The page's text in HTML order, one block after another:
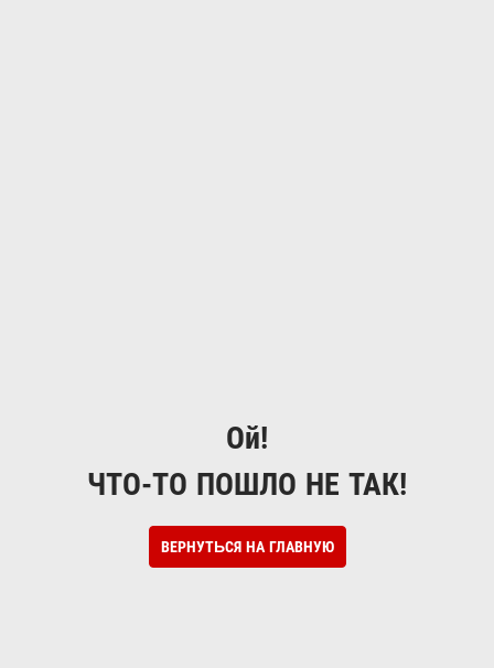
Ой!
ЧТО-ТО ПОШЛО НЕ ТАК!
ВЕРНУТЬСЯ НА ГЛАВНУЮ